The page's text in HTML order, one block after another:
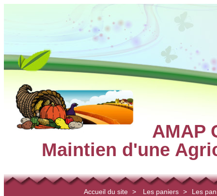
AMAP
Maintien d'une
Accueil du site > Les paniers > Les